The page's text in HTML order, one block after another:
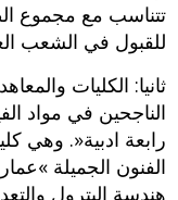
تتناسب مع مجموع
للقبول في الشعب
‬ثانيا‮:‬‮ ‬الكليات
‬الناجحين في مواد
رابعة ادبية‮«. ‬وهي
‬الفنون الجميلة‮
‬هندسة البترول